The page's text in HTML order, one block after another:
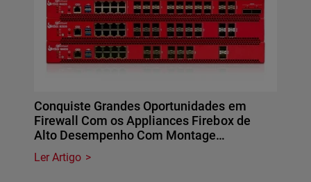
Conquiste Grandes Oportunidades em
Firewall Com os Appliances Firebox de
Alto Desempenho Com Montage…
Ler Artigo